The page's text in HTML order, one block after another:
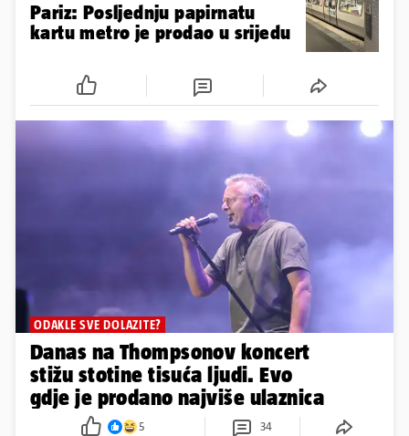
Pariz: Posljednju papirnatu
kartu metro je prodao u srijedu
ODAKLE SVE DOLAZITE?
Danas na Thompsonov koncert
stižu stotine tisuća ljudi. Evo
gdje je prodano najviše ulaznica
5 34